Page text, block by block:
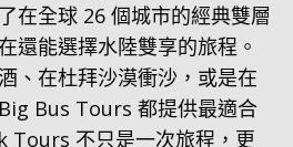
在全球 26 個城市的經典雙層
還能選擇水陸雙享的旅程。
、在杜拜沙漠衝沙，或是在
Bus Tours 都提供最適合
Tours 不只是一次旅程，更